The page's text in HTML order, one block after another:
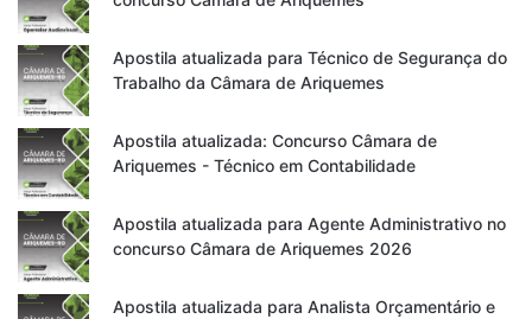
Apostila atualizada para Técnico de Segurança do
Trabalho da Câmara de Ariquemes
Apostila atualizada: Concurso Câmara de
Ariquemes - Técnico em Contabilidade
Apostila atualizada para Agente Administrativo no
concurso Câmara de Ariquemes 2026
Apostila atualizada para Analista Orçamentário e